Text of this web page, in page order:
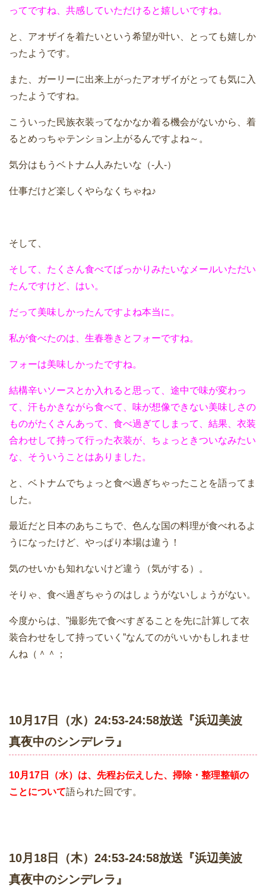
ってですね、共感していただけると嬉しいですね。
と、アオザイを着たいという希望が叶い、とっても嬉しか
ったようです。
また、ガーリーに出来上がったアオザイがとっても気に入
ったようですね。
こういった民族衣装ってなかなか着る機会がないから、着
るとめっちゃテンション上がるんですよね～。
気分はもうベトナム人みたいな（-人-）
仕事だけど楽しくやらなくちゃね♪
そして、
そして、たくさん食べてばっかりみたいなメールいただい
たんですけど、はい。
だって美味しかったんですよね本当に。
私が食べたのは、生春巻きとフォーですね。
フォーは美味しかったですね。
結構辛いソースとか入れると思って、途中で味が変わっ
て、汗もかきながら食べて、味が想像できない美味しさの
ものがたくさんあって、食べ過ぎてしまって、結果、衣装
合わせして持って行った衣装が、ちょっときついなみたい
な、そういうことはありました。
と、ベトナムでちょっと食べ過ぎちゃったことを語ってま
した。
最近だと日本のあちこちで、色んな国の料理が食べれるよ
うになったけど、やっぱり本場は違う！
気のせいかも知れないけど違う（気がする）。
そりゃ、食べ過ぎちゃうのはしょうがないしょうがない。
今度からは、”撮影先で食べすぎることを先に計算して衣
装合わせをして持っていく”なんてのがいいかもしれませ
んね（＾＾；
10月17日（水）24:53-24:58放送『浜辺美波
真夜中のシンデレラ』
10月17日（水）は、先程お伝えした、掃除・整理整頓の
ことについて語られた回です。
10月18日（木）24:53-24:58放送『浜辺美波
真夜中のシンデレラ』